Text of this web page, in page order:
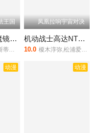
王国
冰雪女王4：魔镜世界（普通话）
林
凤凰拉响宇宙对决
机动战士高达NT（普通话）
10.0 榎木淳弥,松浦爱弓,梅原裕一郎,中井和哉,星野贵纪
动漫 动漫